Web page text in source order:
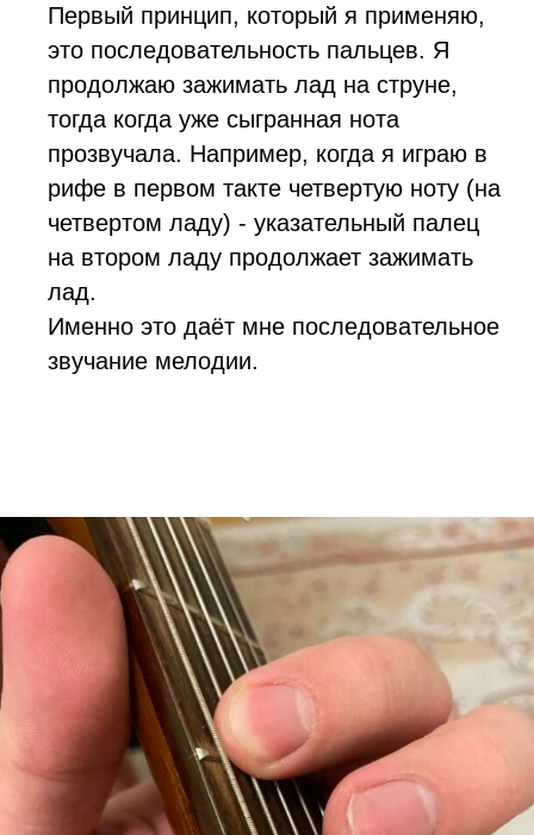
Первый принцип, который я применяю,
это последовательность пальцев. Я
продолжаю зажимать лад на струне,
тогда когда уже сыгранная нота
прозвучала. Например, когда я играю в
рифе в первом такте четвертую ноту (на
четвертом ладу) - указательный палец
на втором ладу продолжает зажимать
лад.
Именно это даёт мне последовательное
звучание мелодии.